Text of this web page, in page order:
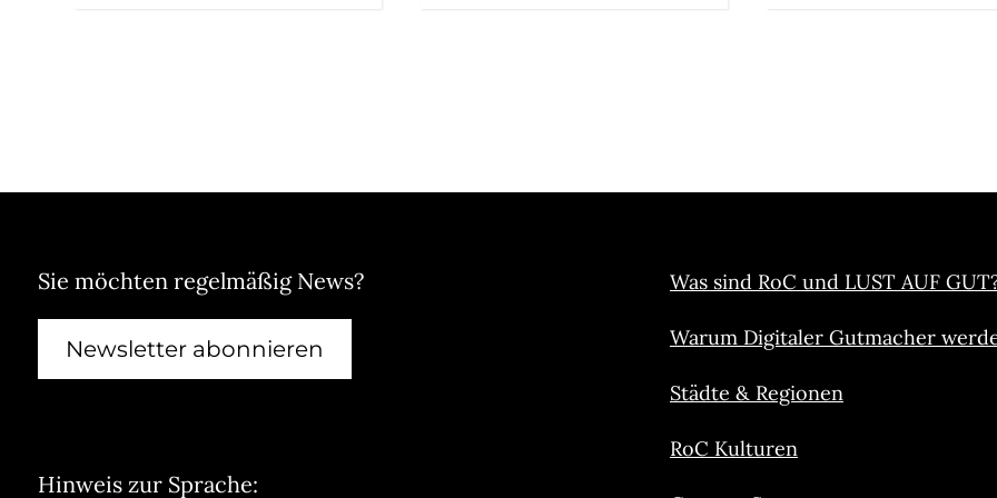
Sie möchten regelmäßig News?
Newsletter abonnieren
Hinweis zur Sprache:
Was sind RoC und LUST AUF
Warum Digitaler Gutmacher
Städte & Regionen
RoC Kulturen